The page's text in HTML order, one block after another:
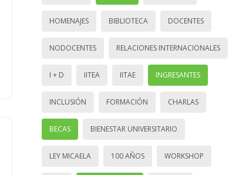
HOMENAJES BIBLIOTECA DOCENTES
NODOCENTES RELACIONES INTERNACIONALES
I + D IITEA IITAE INGRESANTES
INCLUSIÓN FORMACIÓN CHARLAS
BECAS BIENESTAR UNIVERSITARIO
LEY MICAELA 100 AÑOS WORKSHOP